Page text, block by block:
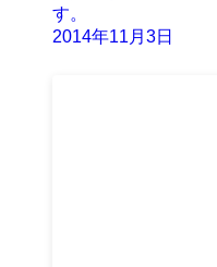
す。
2014年11月3日